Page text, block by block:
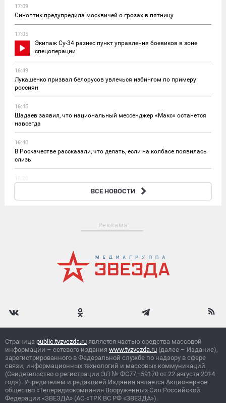
17:09
Синоптик предупредила москвичей о грозах в пятницу
17:05
Экипаж Су-34 разнес пункт управления боевиков в зоне
спецоперации
16:49
Лукашенко призвал белорусов увлечься избингом по примеру
россиян
16:45
Шадаев заявил, что национальный мессенджер «Макс» останется
навсегда
16:40
В Роскачестве рассказали, что делать, если на колбасе появилась
слизь
Эксперт: соглашение в Джидде рассчитано на
эмоциональный эффект
ВСЕ НОВОСТИ
Реклама
Страница public.tvzvezda.ru является частью средства массовой
информации – сетевого издания www.tvzvezda.ru (далее – Издание),
зарегистрированного в Федеральной службе по надзору в сфере
связи, информационных технологий и массовых коммуникаций
(Свидетельство о регистрации ЭЛ № ФС77–59170 от 22 августа 2014
года). Учредителем и редакцией Издания является Акционерное
общество «Телерадиокомпания Вооруженных Сил Российской
Федерации «ЗВЕЗДА» (АО «ТРК ВС РФ «ЗВЕЗДА»).